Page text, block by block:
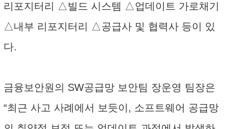
리포지터리 △빌드 시스템 △업데이트 가로채기
△내부 리포지터리 △공급사 및 협력사 등이 있
다.
금융보안원의 SW공급망 보안팀 장운영 팀장은
“최근 사고 사례에서 보듯이, 소프트웨어 공급망